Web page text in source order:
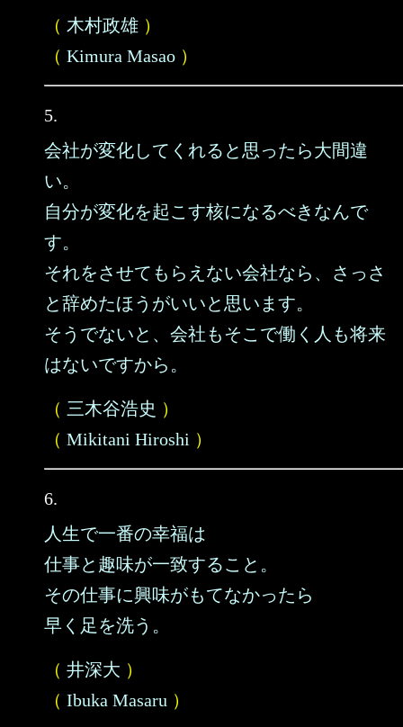
（ 木村政雄 ）
（ Kimura Masao ）
5.
会社が変化してくれると思ったら大間違
い。
自分が変化を起こす核になるべきなんで
す。
それをさせてもらえない会社なら、さっさ
と辞めたほうがいいと思います。
そうでないと、会社もそこで働く人も将来
はないですから。
（ 三木谷浩史 ）
（ Mikitani Hiroshi ）
6.
人生で一番の幸福は
仕事と趣味が一致すること。
その仕事に興味がもてなかったら
早く足を洗う。
（ 井深大 ）
（ Ibuka Masaru ）